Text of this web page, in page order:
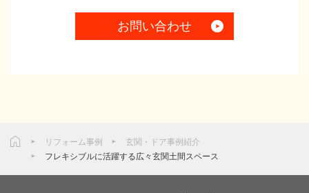
お問い合わせ
リフォーム事例
玄関・ドア事例紹介
フレキシブルに活躍する広々玄関土間スペース